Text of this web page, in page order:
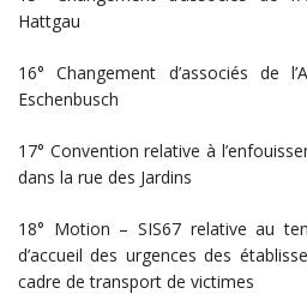
Hattgau
16° Changement d’associés de
Eschenbusch
17° Convention relative à
dans la rue des Jardins
18° Motion – SIS67 relative au
d’accueil des urgences des
cadre de transport de victimes